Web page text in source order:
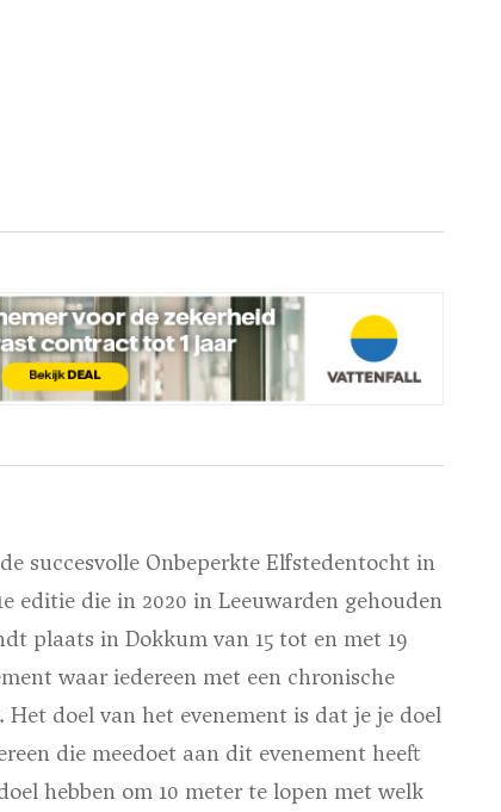
succesvolle Onbeperkte Elfstedentocht in
editie die in 2020 in Leeuwarden gehouden
plaats in Dokkum van 15 tot en met 19
waar iedereen met een chronische
doel van het evenement is dat je je doel
die meedoet aan dit evenement heeft
hebben om 10 meter te lopen met welk